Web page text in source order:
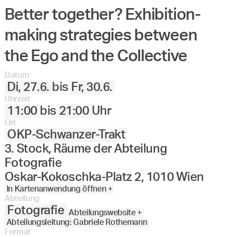
27. 28. 29. 30.Juni
Angewandte
2023
Better together? Exhibition-
making strategies between
the Ego and the Collective
Datum
Di, 27.6. bis Fr, 30.6.
Uhrzeit
11:00 bis 21:00 Uhr
Ort
OKP-Schwanzer-Trakt
3. Stock, Räume der Abteilung
Fotografie
Oskar-Kokoschka-Platz 2, 1010 Wien
In Kartenanwendung öffnen +
Abteilung
Fotografie Abteilungswebsite +
Abteilungsleitung: Gabriele Rothemann
Format